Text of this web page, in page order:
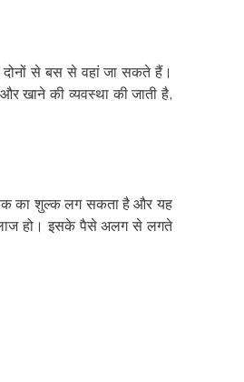
दोनों से बस से वहां जा सकते हैं।
खाने की व्यवस्था की जाती है,
का शुल्क लग सकता है और यह
हो। इसके पैसे अलग से लगते